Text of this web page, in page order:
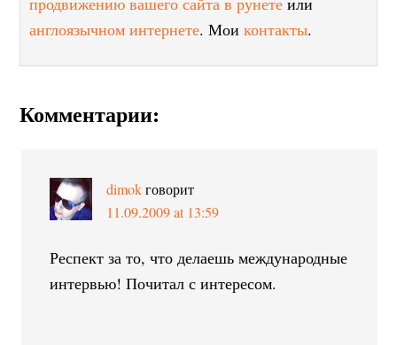
англоязычном интернете. Моиконтакты.
Комментарии:
dimok говорит
11.09.2009 at 13:59
Респект за то, что делаешь международные
интервью! Почитал с интересом.